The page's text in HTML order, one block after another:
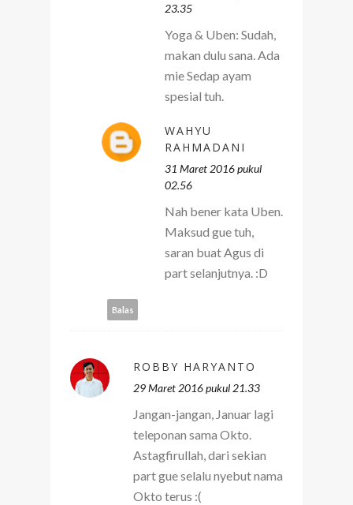
23.35
Yoga & Uben: Sudah,
makan dulu sana. Ada
mie Sedap ayam
spesial tuh.
WAHYU
RAHMADANI
31 Maret 2016 pukul
02.56
Nah bener kata Uben.
Maksud gue tuh,
saran buat Agus di
part selanjutnya. :D
Balas
ROBBY HARYANTO
29 Maret 2016 pukul 21.33
Jangan-jangan, Januar lagi
teleponan sama Okto.
Astagfirullah, dari sekian
part gue selalu nyebut nama
Okto terus :(